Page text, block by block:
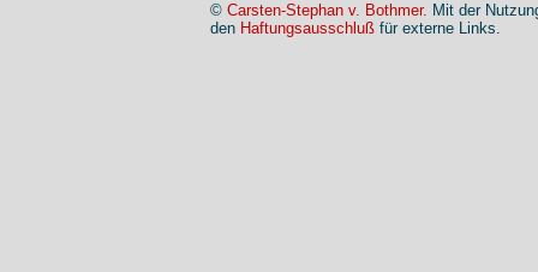
© Carsten-Stephan v. Bothmer. Mit der
den Haftungsausschlußfür externe Links.